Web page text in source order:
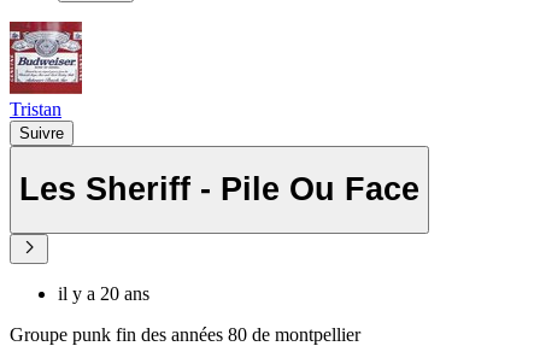
Tristan
Suivre
Les Sheriff - Pile Ou Face
il y a 20 ans
Groupe punk fin des années 80 de montpellier